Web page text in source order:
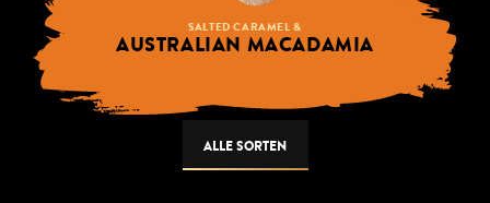
SALTED CARAMEL &
AUSTRALIAN MACADAMIA
ALLE SORTEN